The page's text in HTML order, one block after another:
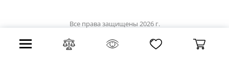
Все права защищены 2026 г.